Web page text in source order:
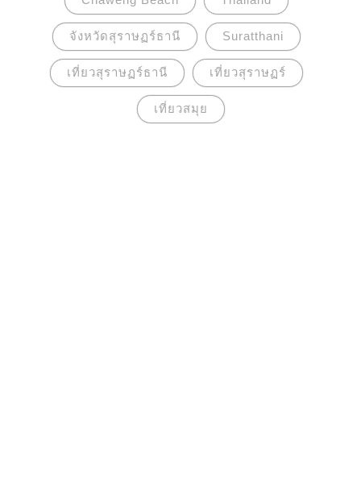
จังหวัดสุราษฏร์ธานี Suratthani
เที่ยวสุราษฏร์ธานี เที่ยวสุราษฏร์
เที่ยวสมุย